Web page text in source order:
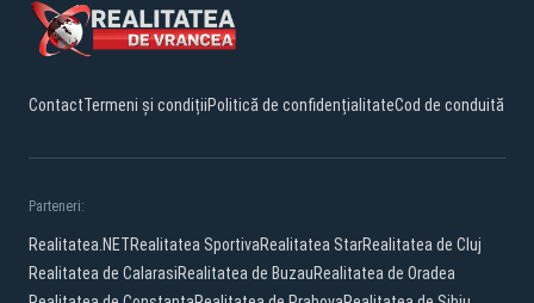
ContactTermeni și condițiiPolitică de confidențialitateCod de conduită
Parteneri:
Realitatea.NETRealitatea SportivaRealitatea StarRealitatea de Cluj
Realitatea de CalarasiRealitatea de BuzauRealitatea de Oradea